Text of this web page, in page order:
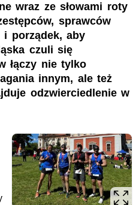
wraz ze słowami roty
sprawców
i porządek, aby
czuli się
łączy nie tylko
innym, ale też
odzwierciedlenie w